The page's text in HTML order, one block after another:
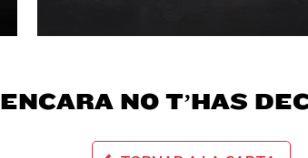
ENCARA NO T’HAS